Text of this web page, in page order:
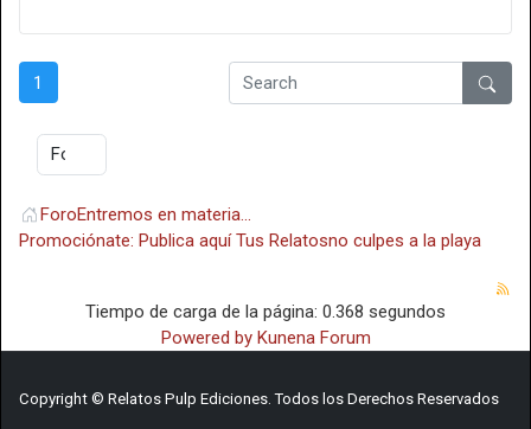
1
ForoEntremos en materia...
Promociónate: Publica aquí Tus Relatosno culpes a la playa
Tiempo de carga de la página: 0.368 segundos
Powered by Kunena Forum
Copyright © Relatos Pulp Ediciones. Todos los Derechos Reservados